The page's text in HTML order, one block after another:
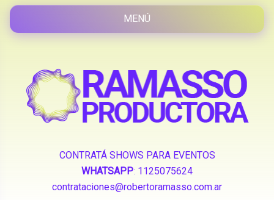
CONTRATÁ SHOWS PARA EVENTOS
WHATSAPP: 1125075624
contrataciones@robertoramasso.com.ar